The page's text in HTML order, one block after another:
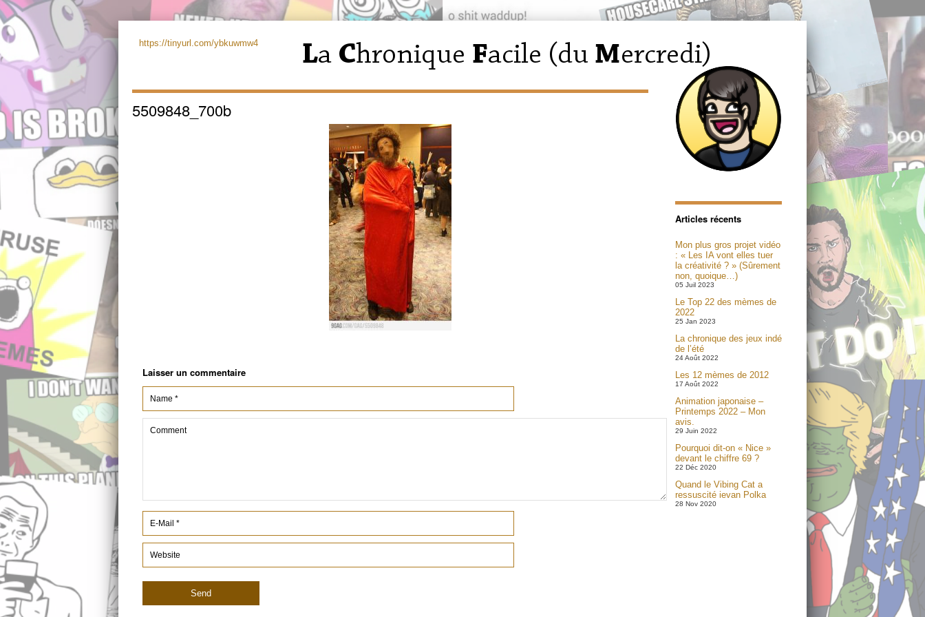
https://tinyurl.com/ybkuwmw4
5509848_700b
Laisser un commentaire
Articles récents
Mon plus gros projet vidéo
: « Les IA vont elles tuer
la créativité ? » (Sûrement
non, quoique…)
05 Juil 2023
Le Top 22 des mèmes de
2022
25 Jan 2023
La chronique des jeux indé
de l’été
24 Août 2022
Les 12 mèmes de 2012
17 Août 2022
Animation japonaise –
Printemps 2022 – Mon
avis.
29 Juin 2022
Pourquoi dit-on « Nice »
devant le chiffre 69 ?
22 Déc 2020
Quand le Vibing Cat a
ressuscité ievan Polka
28 Nov 2020